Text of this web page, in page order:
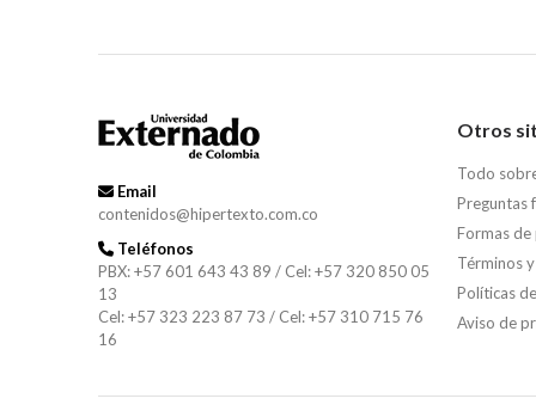
Email
contenidos@hipertexto.com.co
Teléfonos
PBX: +57 601 643 43 89 / Cel: +57 320 850 05
13
Cel: +57 323 223 87 73 / Cel: +57 310 715 76
16
Otros
Todo
Preguntas
Formas de
Términos
Políticas
Aviso de